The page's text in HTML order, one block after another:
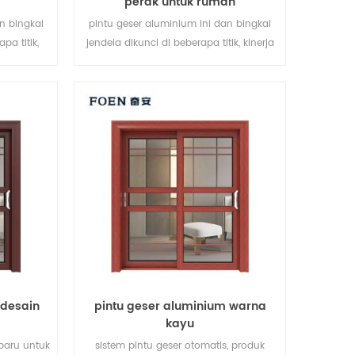
bingkai
titik,
pintu geser aluminium ini dan bingkai
jendela dikunci di beberapa titik, kinerja
pintu untuk memenuhi berbagai
kebutuhan arsitektur.
untuk
pintu geser aluminium warna
kayu
sistem pintu geser otomatis, produk